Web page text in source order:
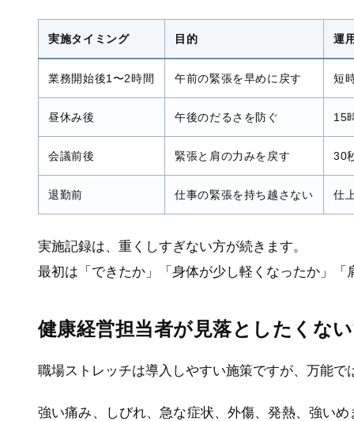
実施タイミング 目的 運
業務開始後1〜2時間 午前の緊張を早めに戻す 短
昼休み後 午後のだるさを防ぐ 15
会議前後 緊張と肩の力みを戻す 30
退勤前 仕事の緊張を持ち越さない 仕
実施記録は、重くしすぎない方が続きます。
最初は「できたか」「身体が少し軽くなったか」
健康経営担当者が見落としたくな
職場ストレッチは導入しやすい施策ですが、万能で
強い痛み、しびれ、急な症状、外傷、発熱、強い